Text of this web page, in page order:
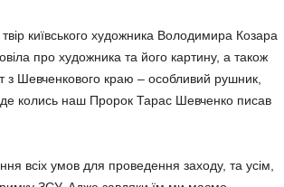
київського худож­ника Володимира Козара
про художника та його картину, а також
з Шевченкового краю – особливий рушник,
колись наш Пророк Тарас Шевченко писав
всіх умов для проведення заходу, та усім,